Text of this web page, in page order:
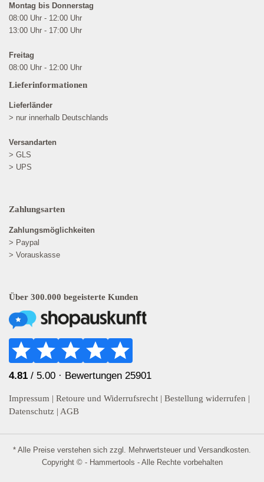
Montag bis Donnerstag
08:00 Uhr - 12:00 Uhr
13:00 Uhr - 17:00 Uhr
Freitag
08:00 Uhr - 12:00 Uhr
Lieferinformationen
Lieferländer
> nur innerhalb Deutschlands
Versandarten
> GLS
> UPS
Zahlungsarten
Zahlungsmöglichkeiten
> Paypal
> Vorauskasse
Über 300.000 begeisterte Kunden
4.81 / 5.00 · Bewertungen 25901
Impressum | Retoure und Widerrufsrecht | Bestellung widerrufen |
Datenschutz | AGB
* Alle Preise verstehen sich zzgl. Mehrwertsteuer und Versandkosten.
Copyright © - Hammertools - Alle Rechte vorbehalten